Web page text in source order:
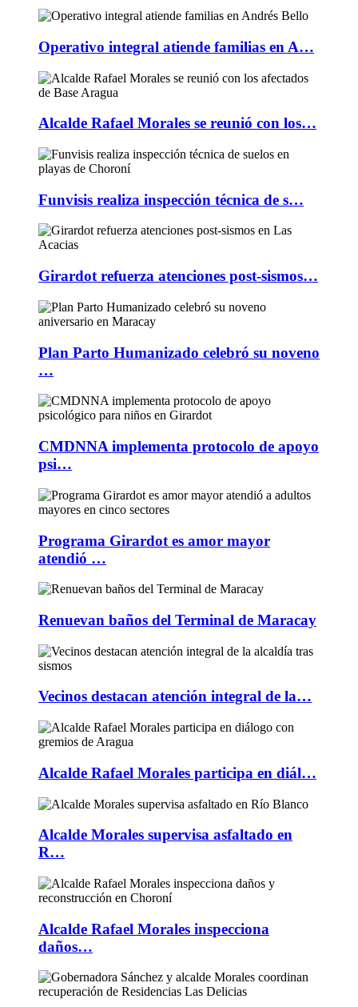
Operativo integral atiende familias en A…
Alcalde Rafael Morales se reunió con los…
Funvisis realiza inspección técnica de s…
Girardot refuerza atenciones post-sismos…
Plan Parto Humanizado celebró su noveno
…
CMDNNA implementa protocolo de apoyo
psi…
Programa Girardot es amor mayor
atendió …
Renuevan baños del Terminal de Maracay
Vecinos destacan atención integral de la…
Alcalde Rafael Morales participa en diál…
Alcalde Morales supervisa asfaltado en
R…
Alcalde Rafael Morales inspecciona
daños…